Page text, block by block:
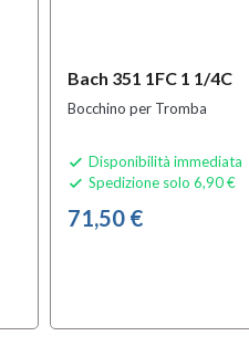
Bach 351 1FC 1 1/4C
Bocchino per Tromba
 Disponibilità immediata
 Spedizione solo 6,90 €
71,50 €